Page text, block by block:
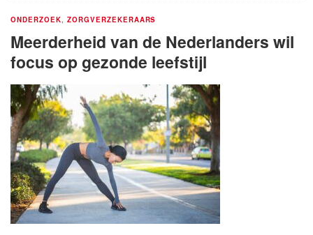
ONDERZOEK ZORGVERZEKERAARS
Meerderheid van de Nederlanders wil
focus op gezonde leefstijl